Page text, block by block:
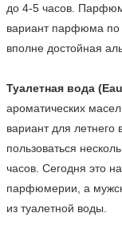
до 4-5 часов.
вариант парфюма по
вполне достойная
Туалетная вода
ароматических
вариант для
пользоваться
часов. Сегодня это
парфюмерии, а
из туалетной воды.